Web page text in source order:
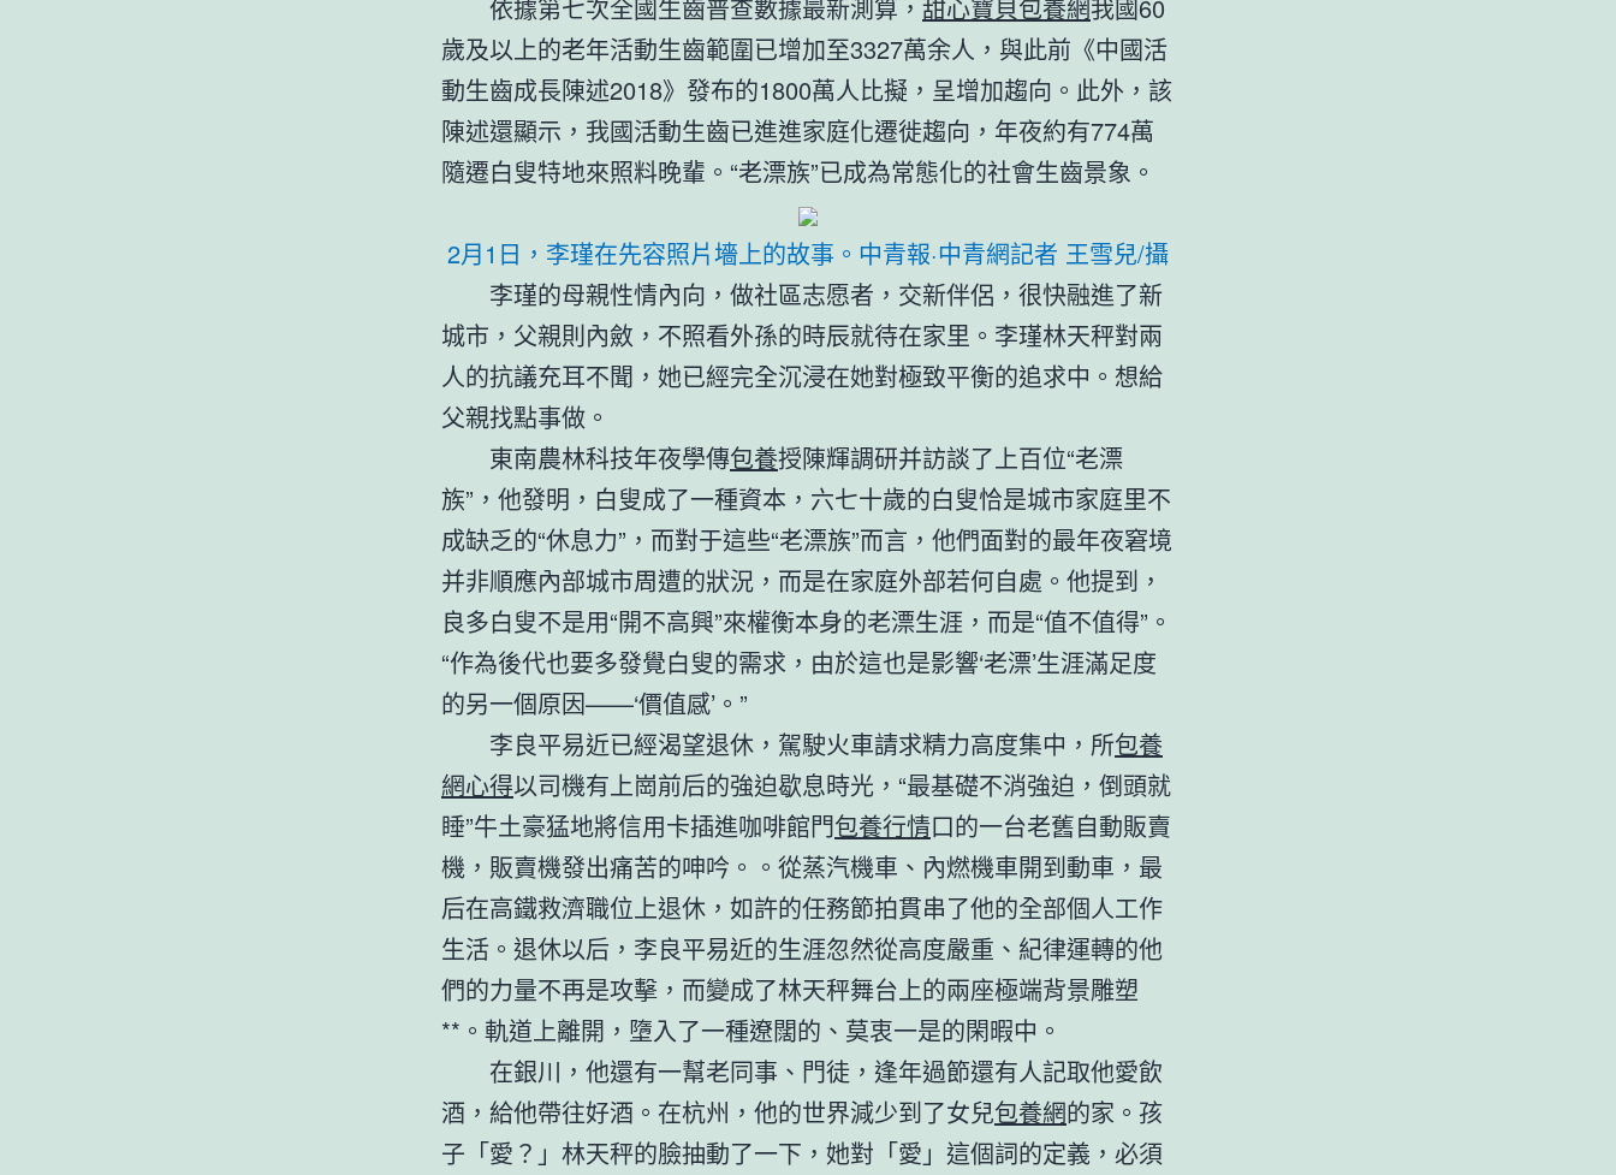
依據第七次全國生齒普查數據最新測算， 甜心寶貝包養網我國60
歲及以上的老年活動生齒範圍已增加至3327萬余人，與此前《中國活
動生齒成長陳述2018》發布的1800萬人比擬，呈增加趨向。此外，該
陳述還顯示，我國活動生齒已進進家庭化遷徙趨向，年夜約有774萬
隨遷白叟特地來照料晚輩。“老漂族”已成為常態化的社會生齒景象。
2月1日，李瑾在先容照片墻上的故事。中青報·中青網記者 王雪兒/攝
李瑾的母親性情內向，做社區志愿者，交新伴侶，很快融進了新
城市，父親則內斂，不照看外孫的時辰就待在家里。李瑾林天秤對兩
人的抗議充耳不聞，她已經完全沉浸在她對極致平衡的追求中。想給
父親找點事做。
東南農林科技年夜學傳包養授陳輝調研并訪談了上百位“老漂
族”，他發明，白叟成了一種資本，六七十歲的白叟恰是城市家庭里不
成缺乏的“休息力”，而對于這些“老漂族”而言，他們面對的最年夜窘境
并非順應內部城市周遭的狀況，而是在家庭外部若何自處。他提到，
良多白叟不是用“開不高興”來權衡本身的老漂生涯，而是“值不值得”。
“作為後代也要多發覺白叟的需求，由於這也是影響‘老漂’生涯滿足度
的另一個原因——‘價值感’。”
李良平易近已經渴望退休，駕駛火車請求精力高度集中，所包養
網心得以司機有上崗前后的強迫歇息時光，“最基礎不消強迫，倒頭就
睡”牛土豪猛地將信用卡插進咖啡館門包養行情口的一台老舊自動販賣
機，販賣機發出痛苦的呻吟。。從蒸汽機車、內燃機車開到動車，最
后在高鐵救濟職位上退休，如許的任務節拍貫串了他的全部個人工作
生活。退休以后，李良平易近的生涯忽然從高度嚴重、紀律運轉的他
們的力量不再是攻擊，而變成了林天秤舞台上的兩座極端背景雕塑
**。軌道上離開，墮入了一種遼闊的、莫衷一是的閑暇中。
在銀川，他還有一幫老同事、門徒，逢年過節還有人記取他愛飲
酒，給他帶往好酒。在杭州，他的世界減少到了女兒包養網的家。孩
子「愛？」林天秤的臉抽動了一下，她對「愛」這個詞的定義，必須